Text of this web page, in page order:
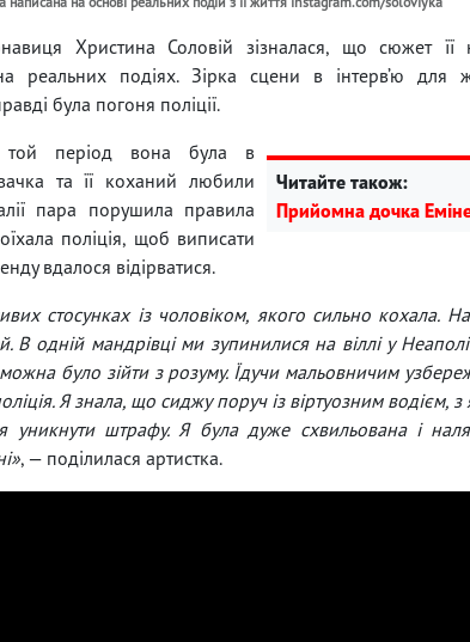
Христина Соловій зізналася, що сюжет її
реальних подіях. Зірка сцени в інтерв’ю для
була погоня поліції.
Читайте також:
Прийомна дочка
період вона була в
та її коханий любили
пара порушила правила
поліція, щоб виписати
вдалося відірватися.
стосунках із чоловіком, якого сильно кохала.
одній мандрівці ми зупинилися на віллі у Неаполі
можна було зійти з розуму. Їдучи мальовничим
Я знала, що сиджу поруч із віртуозним водієм,
уникнути штрафу. Я була дуже схвильована і
, — поділилася артистка.